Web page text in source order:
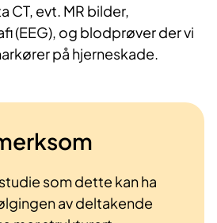
CT, evt. MR bilder,
(EEG), og blodprøver der vi
på hjerneskade.
som dette kan ha
av deltakende